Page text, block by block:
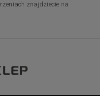
znajdziecie na